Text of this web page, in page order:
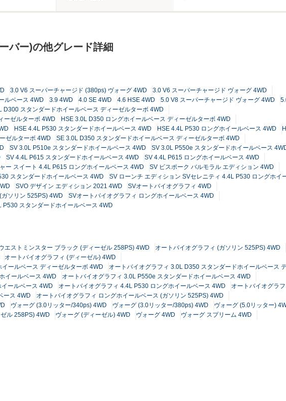
バー)の他グレード詳細
3.0 V6 スーパーチャージド (380ps) ヴォーグ 4WD
3.0 V6 スーパーチャージド ヴォーグ 4WD
ルベース 4WD
3.9 4WD 4.0 SE 4WD 4.6 HSE 4WD 5.0 V8 スーパーチャージド ヴォーグ 4WD
D300 スタンダードホイールベース ディーゼルターボ 4WD
ーゼルターボ 4WD
HSE 3.0L D350 ロングホイールベース ディーゼルターボ 4WD
HSE 4.4L P530 スタンダードホイールベース 4WD HSE 4.4L P530 ロングホイールベース 4WD
ゼルターボ 4WD
SE 3.0L D350 スタンダードホイールベース ディーゼルターボ 4WD
SV 3.0L P510e スタンダードホイールベース 4WD
SV 3.0L P550e スタンダードホイールベース
SV 4.4L P615 スタンダードホイールベース 4WD
SV 4.4L P615 ロングホイールベース 4WD
ー スイート 4.4L P615 ロングホイールベース 4WD
SV ビスポーク バルモラル エディション 4WD
スタンダードホイールベース 4WD
SV ローンチ エディション SVセレニティ 4.4L P530 ロングホイ
SVO デザイン エディション 2021 4WD
SVオートバイオグラフィ 4WD
ソリン 525PS) 4WD
SVオートバイオグラフィ ロングホイールベース 4WD
スタンダードホイールベース 4WD
エストミンスター ブラック (ディーゼル 258PS) 4WD
オートバイオグラフィ (ガソリン 525PS) 4WD
オートバイオグラフィ (ディーゼル) 4WD
ールベース ディーゼルターボ 4WD
オートバイオグラフィ 3.0L D350 スタンダードホイールベース
イールベース 4WD
オートバイオグラフィ 3.0L P550e スタンダードホイールベース 4WD
ールベース 4WD
オートバイオグラフィ 4.4L P530 ロングホイールベース 4WD
オートバイオグラ
ース 4WD
オートバイオグラフィ ロングホイールベース (ガソリン 525PS) 4WD
ヴォーグ (3.0リッター/340ps) 4WD ヴォーグ (3.0リッター/380ps) 4WD
ヴォーグ (5.0リッター)
ル 258PS) 4WD ヴォーグ (ディーゼル) 4WD ヴォーグ 4WD
ヴォーグ スプリーム 4WD